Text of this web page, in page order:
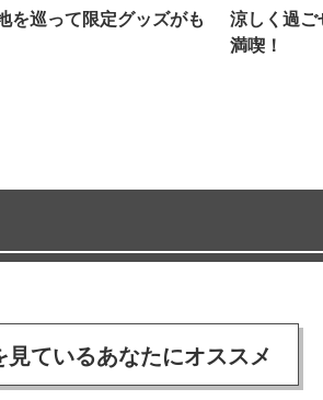
を巡って限定グッズがも
涼しく過
満喫！
見ているあなたにオススメ